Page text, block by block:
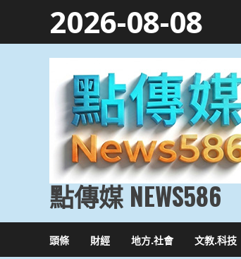
2026-08-08
點傳媒 NEWS586
頭條 財經 地方.社會 文教.科技